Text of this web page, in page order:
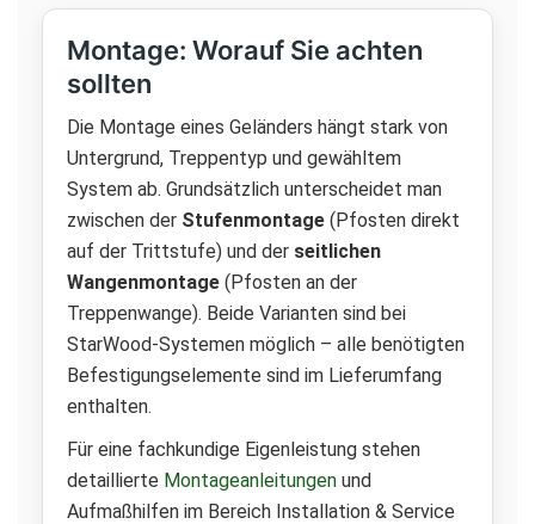
Montage: Worauf Sie achten
sollten
Die Montage eines Geländers hängt stark von
Untergrund, Treppentyp und gewähltem
System ab. Grundsätzlich unterscheidet man
zwischen der Stufenmontage (Pfosten direkt
auf der Trittstufe) und der seitlichen
Wangenmontage (Pfosten an der
Treppenwange). Beide Varianten sind bei
StarWood-Systemen möglich – alle benötigten
Befestigungselemente sind im Lieferumfang
enthalten.
Für eine fachkundige Eigenleistung stehen
detaillierte Montageanleitungen und
Aufmaßhilfen im Bereich Installation & Service